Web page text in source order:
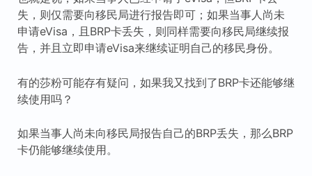
失，则仅需要向移民局进行报告即可；如果当事人尚未
申请eVisa，且BRP卡丢失，则同样需要向移民局继续报
告，并且立即申请eVisa来继续证明自己的移民身份。
有的莎粉可能存有疑问，如果我又找到了BRP卡还能够继
续使用吗？
如果当事人尚未向移民局报告自己的BRP丢失，那么BRP
卡仍能够继续使用。